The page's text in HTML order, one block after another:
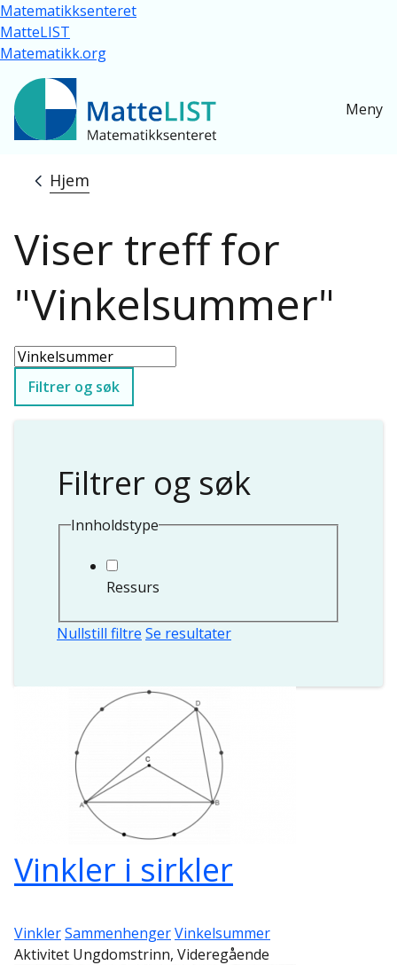
Hopp til hovedinnhold
Matematikksenteret
MatteLIST
Matematikk.org
Meny
Navigasjonssti
Hjem
Viser treff for
"Vinkelsummer"
Filtrer og søk
Filtrer og søk
Innholdstype
Ressurs
Nullstill filtre Se resultater
Vinkler i sirkler
VinklerSammenhengerVinkelsummer
Aktivitet Ungdomstrinn, Videregående